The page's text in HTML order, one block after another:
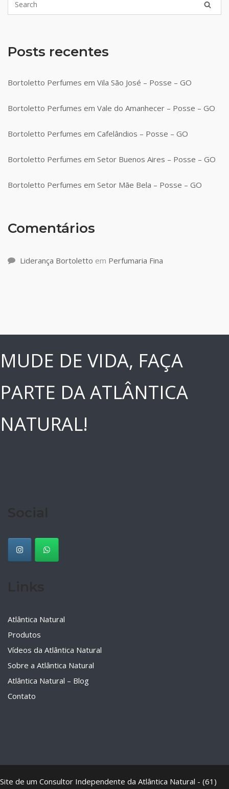
Posts recentes
Bortoletto Perfumes em Vila São José – Posse – GO
Bortoletto Perfumes em Vale do Amanhecer – Posse – GO
Bortoletto Perfumes em Cafelândios – Posse – GO
Bortoletto Perfumes em Setor Buenos Aires – Posse – GO
Bortoletto Perfumes em Setor Mãe Bela – Posse – GO
Comentários
Liderança Bortoletto em Perfumaria Fina
MUDE DE VIDA, FAÇA
PARTE DA ATLÂNTICA
NATURAL!
Atlântica Natural
Produtos
Vídeos da Atlântica Natural
Sobre a Atlântica Natural
Atlântica Natural – Blog
Contato
Site de um Consultor Independente da Atlântica Natural - (61)